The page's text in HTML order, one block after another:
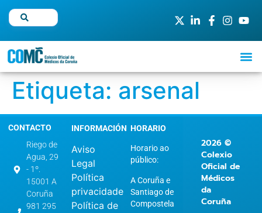
Etiqueta: arsenal
CONTACTO
Riego de
Agua, 29
- 1º.
15001 A
Coruña
981 295
INFORMACIÓN
Aviso
Legal
Política
privacidade
Política de
HORARIO
Horario ao
público:
A Coruña e
Santiago de
Compostela
2026 ©
Colexio
Oficial de
Médicos
da
Coruña